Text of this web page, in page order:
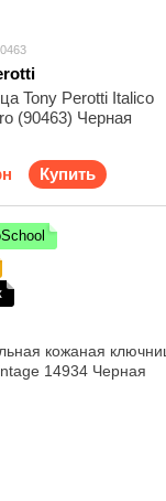
Tony Perotti Italico
(90463) Черная
Купить